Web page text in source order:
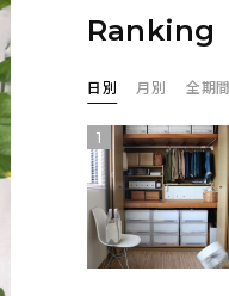
Ranking
日別 月別 全期間
1